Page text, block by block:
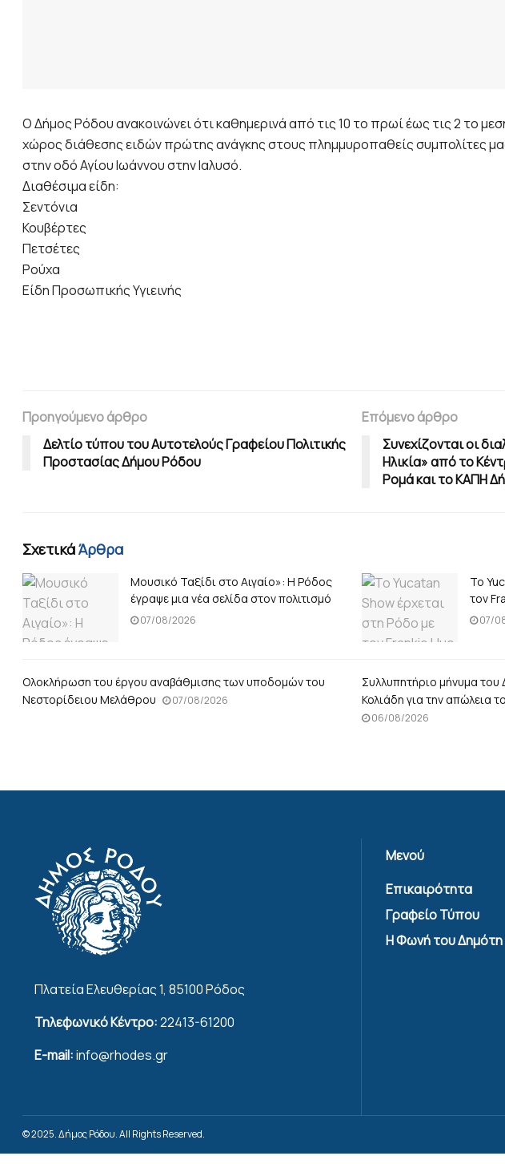
Ο Δήμος Ρόδου ανακοινώνει ότι καθημερινά από τις 10 το πρωί έως τις 2 το
χώρος διάθεσης ειδών πρώτης ανάγκης στους πλημμυροπαθείς συμπολίτες
στην οδό Αγίου Ιωάννου στην Ιαλυσό.
Διαθέσιμα είδη:
Σεντόνια
Κουβέρτες
Πετσέτες
Ρούχα
Είδη Προσωπικής Υγιεινής
Προηγούμενο άρθρο
Δελτίο τύπου του Αυτοτελούς Γραφείου Πολιτικής
Προστασίας Δήμου Ρόδου
Επόμενο άρθρο
Συνεχίζονται οι
Ηλικία» από το
Ρομά και το ΚΑΠΗ
ΣχετικάΆρθρα
Μουσικό Ταξίδι στο Αιγαίο»: Η Ρόδος
έγραψε μια νέα σελίδα στον πολιτισμό
07/08/2026
Το
τον
07/
Ολοκλήρωση του έργου αναβάθμισης των υποδομών του
Νεστορίδειου Μελάθρου
07/08/2026
Συλλυπητήριο μήνυμα
Κολιάδη για την
06/08/2026
Πλατεία Ελευθερίας 1, 85100 Ρόδος
Τηλεφωνικό Κέντρο:22413-61200
E-mail:info@rhodes.gr
Μενού
Επικαιρότητα
Γραφείο Τύπου
Η Φωνή του Δημότη
© 2025. Δήμος Ρόδου. All Rights Reserved.